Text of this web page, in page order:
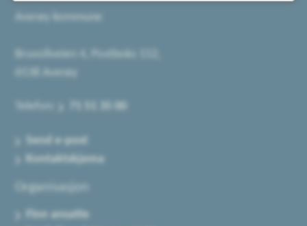
Averøy kommune
Bruvollveien 4, Postboks 152,
6538 Averøy
71 51 35 00
Send e-post
Kontaktskjema
Organisasjon
Finn ansatte